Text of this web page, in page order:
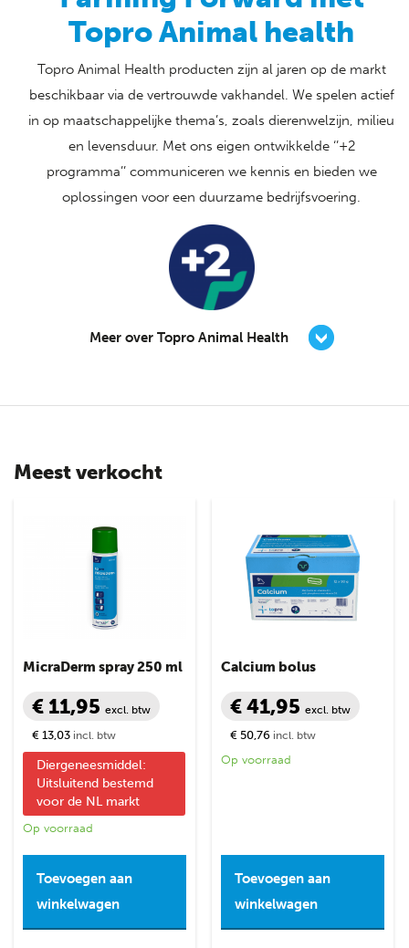
Topro Animal health
Topro Animal Health producten zijn al jaren op de markt
beschikbaar via de vertrouwde vakhandel. We spelen actief
in op maatschappelijke thema’s, zoals dierenwelzijn, milieu
en levensduur. Met ons eigen ontwikkelde ‘’+2
programma’’ communiceren we kennis en bieden we
oplossingen voor een duurzame bedrijfsvoering.
Meer over Topro Animal Health
Meest verkocht
MicraDerm spray 250 ml
€ 11,95 excl. btw
€ 13,03 incl. btw
Diergeneesmiddel:
Uitsluitend bestemd
voor de NL markt
Op voorraad
Toevoegen aan
winkelwagen
Calcium bolus
€ 41,95excl. btw
€ 50,76 incl. btw
Op voorraad
Toevoegen aan
winkelwagen